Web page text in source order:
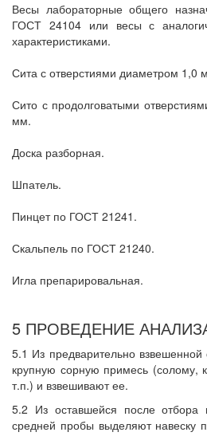
Весы лабораторные общего
ГОСТ 24104 или весы с
характеристиками.
Сита с отверстиями диаметром 1,0
Сито с продолговатыми
мм.
Доска разборная.
Шпатель.
Пинцет по ГОСТ 21241.
Скальпель по ГОСТ 21240.
Игла препарировальная.
5 ПРОВЕДЕНИЕ
5.1 Из предварительно
крупную сорную примесь (солому,
т.п.) и взвешивают ее.
5.2 Из оставшейся после отбора
средней пробы выделяют навеску